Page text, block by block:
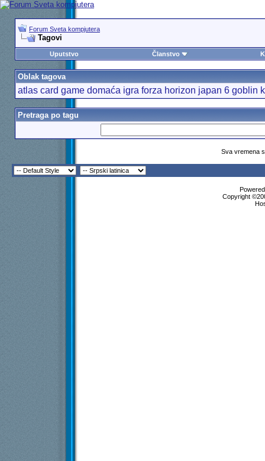
Forum Sveta kompjutera
Tagovi
Uputstvo Članstvo
Oblak tagova
atlas card game domaća igra forza horizon japan 6 goblin
Pretraga po tagu
Sva vremena
Copyright